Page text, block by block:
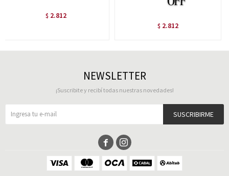
$ 2.812
$ 2.812
NEWSLETTER
¡Suscribite y recibí todas nuestras novedades!
SUSCRIBIRME
 